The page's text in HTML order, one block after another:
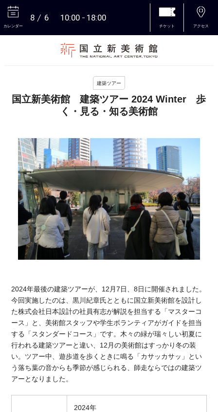
カレンダー
8 6 10:00 18:00
チケット アクセス
建築ツアー
国立新美術館 建築ツアー 2024 Winter 歩
く・見る・知る美術館
2024年最後の建築ツアーが、12月7日、8日に開催されました。
今回実施したのは、黒川紀章氏とともに国立新美術館を設計し
た株式会社日本設計の社員有志が解説を担当する「マスターコ
ース」と、美術館スタッフや学生ボランティアがガイドを担当
する「スタンダードコース」です。木々の緑が瑞々しい初夏に
行われる建築ツアーと違い、12月の美術館はすっかり冬の装
い。ツアー中、遊歩道を歩くときに鳴る「カサッカサッ」とい
う落ち葉の音からも季節が感じられる、師走ならではの建築ツ
アーとなりました。
2024年